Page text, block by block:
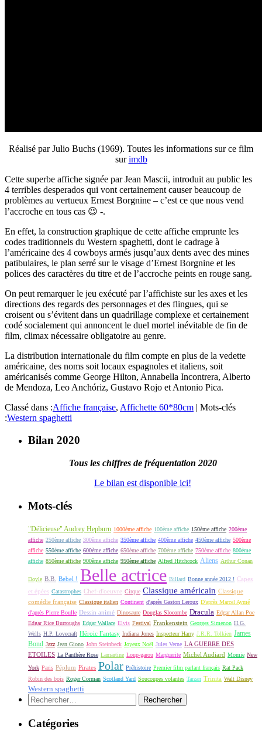
Réalisé par Julio Buchs (1969). Toutes les informations sur ce film
surimdb
Cette superbe affiche signée par Jean Mascii, introduit au public les
4 terribles desperados qui vont certainement causer beaucoup de
problèmes au vertueux Ernest Borgnine – c’est ce que nous vend
l’accroche en tous cas 😉 -.
En effet, la construction graphique de cette affiche emprunte les
codes traditionnels du Western spaghetti, dont le cadrage à
l’américaine des 4 cowboys armés jusqu’aux dents avec des mines
patibulaires, le plan serré sur le visage d’Ernest Borgnine et les
polices des caractères du titre et de l’accroche peints en rouge sang.
On peut remarquer le jeu exécuté par l’affichiste sur les axes et les
directions des regards des personnages et des flingues, qui se
croisent ou s’évitent dans un quadrillage complexe et certainement
codé socialement qui annoncent le duel mortel inévitable de fin de
film, climax nécessaire obligatoire au genre.
La distribution internationale du film compte en plus de la vedette
américaine, des noms soit locaux espagnoles et italiens, soit
américanisés comme George Hilton, Annabella Incontrera, Alberto
de Mendoza, Leo Anchóriz, Gustavo Rojo et Antonio Pica.
Classé dans :Affiche française, Affichette 60*80cm | Mots-clés
:Western spaghetti
Bilan 2020
Tous les chiffres de fréquentation 2020
Le bilan est disponible ici!
Mots-clés
"Délicieuse" Audrey Hepburn 1000ème affiche 100ème affiche 150ème affiche 200ème
affiche 250ème affiche 300ème affiche 350ème affiche 400ème affiche 450ème affiche 500ème
affiche 550ème affiche 600ème affiche 650ème affiche 700ème affiche 750ème affiche 800ème
affiche 850ème affiche 900ème affiche 950ème affiche Alfred Hitchcock Aliens Arthur Conan
Doyle B.B. Bebel ! Belle actrice Billard Bonne année 2012 ! Capes
et épées Catastrophes Chef-d'oeuvre Cirque Classique américain Classique
comédie française Classique italien Continent d'après Gaston Leroux D'après Marcel Aymé
d'après Pierre Boulle Dessin animé Dinosaure Douglas Slocombe Dracula Edgar Allan Poe
Edgar Rice Burroughs Edgar Wallace Elvis Festival Frankenstein Georges Simenon H.G.
Wells H.P. Lovecraft Héroic Fantasy Indiana Jones Inspecteur Harry J.R.R. Tolkien James
Bond Jazz Jean Giono John Steinbeck Joyeux Noël Jules Verne LA GUERRE DES
ETOILES La Panthère Rose Lamartine Loup-garou Marguerite Michel Audiard Momie New
York Paris Péplum Pirates Polar Préhistoire Premier film parlant français Rat Pack
Robin des bois Roger Corman Scotland Yard Soucoupes volantes Tarzan Trinita Walt Disney
Western spaghetti
Rechercher :
Catégories